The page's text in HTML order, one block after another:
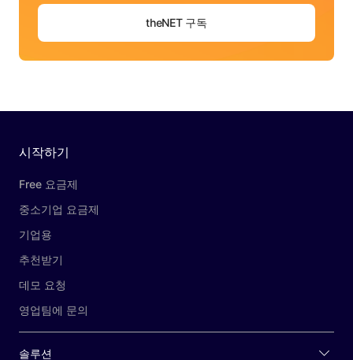
theNET 구독
시작하기
Free 요금제
중소기업 요금제
기업용
추천받기
데모 요청
영업팀에 문의
솔루션